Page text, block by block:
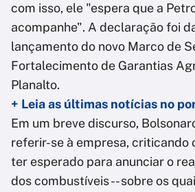
com isso, ele "espera que a
acompanhe". A declaração foi
lançamento do novo Marco de
Fortalecimento de Garantias
Planalto.
+ Leia as últimas notícias no
Em um breve discurso,
referir-se à empresa, criticando
ter esperado para anunciar o
dos combustíveis -- sobre os